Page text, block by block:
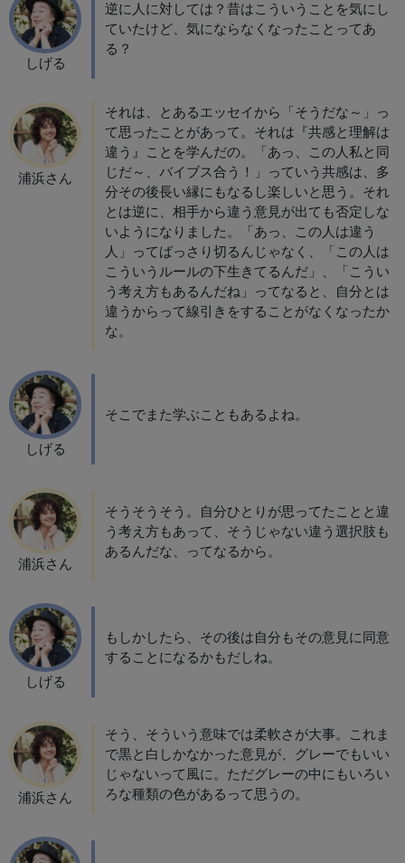
しげる
逆に人に対しては？昔はこういうことを気にし
ていたけど、気にならなくなったことってあ
る？
浦浜さん
それは、とあるエッセイから「そうだな～」っ
て思ったことがあって。それは『共感と理解は
違う』ことを学んだの。「あっ、この人私と同
じだ～、バイブス合う！」っていう共感は、多
分その後長い縁にもなるし楽しいと思う。それ
とは逆に、相手から違う意見が出ても否定しな
いようになりました。「あっ、この人は違う
人」ってばっさり切るんじゃなく、「この人は
こういうルールの下生きてるんだ」、「こうい
う考え方もあるんだね」ってなると、自分とは
違うからって線引きをすることがなくなったか
な。
しげる
そこでまた学ぶこともあるよね。
浦浜さん
そうそうそう。自分ひとりが思ってたことと違
う考え方もあって、そうじゃない違う選択肢も
あるんだな、ってなるから。
しげる
もしかしたら、その後は自分もその意見に同意
することになるかもだしね。
浦浜さん
そう、そういう意味では柔軟さが大事。これま
で黒と白しかなかった意見が、グレーでもいい
じゃないって風に。ただグレーの中にもいろい
ろな種類の色があるって思うの。